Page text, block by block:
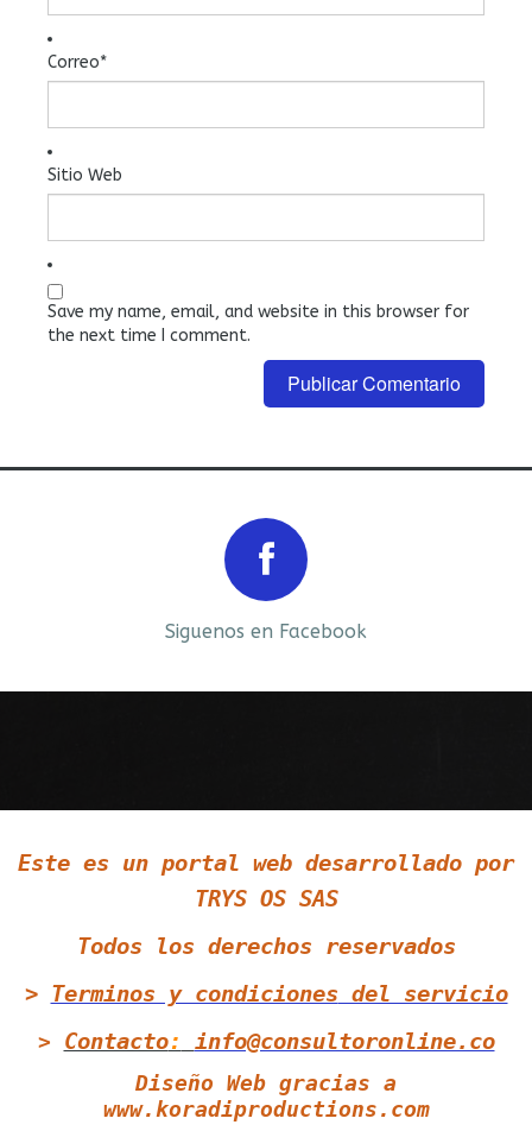
Correo*
Sitio Web
Save my name, email, and website in this browser for
the next time I comment.
Siguenos en Facebook
Este es un portal web desarrollado por
TRYS OS SAS
Todos los derechos reservados
> Terminos y condiciones del servicio
> Contacto: info@consultoronline.co
Diseño Web gracias a
www.koradiproductions.com